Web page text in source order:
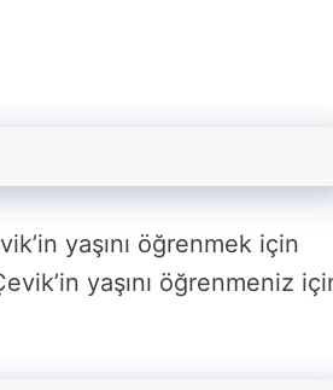
yaşını öğrenmek için
yaşını öğrenmeniz